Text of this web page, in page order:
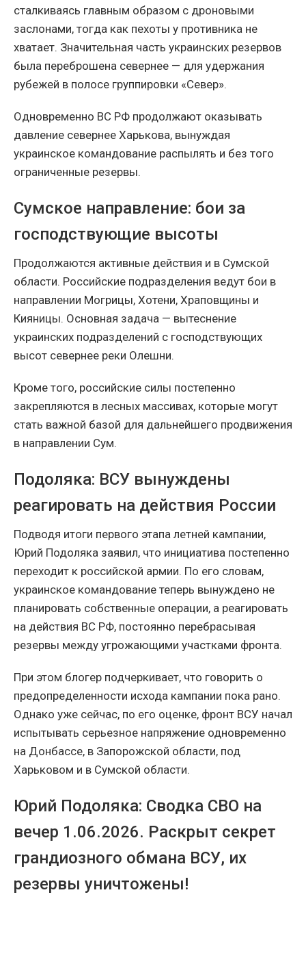
сталкиваясь главным образом с дроновыми
заслонами, тогда как пехоты у противника не
хватает. Значительная часть украинских резервов
была переброшена севернее — для удержания
рубежей в полосе группировки «Север».
Одновременно ВС РФ продолжают оказывать
давление севернее Харькова, вынуждая
украинское командование распылять и без того
ограниченные резервы.
Сумское направление: бои за
господствующие высоты
Продолжаются активные действия и в Сумской
области. Российские подразделения ведут бои в
направлении Могрицы, Хотени, Храповщины и
Кияницы. Основная задача — вытеснение
украинских подразделений с господствующих
высот севернее реки Олешни.
Кроме того, российские силы постепенно
закрепляются в лесных массивах, которые могут
стать важной базой для дальнейшего продвижения
в направлении Сум.
Подоляка: ВСУ вынуждены
реагировать на действия России
Подводя итоги первого этапа летней кампании,
Юрий Подоляка заявил, что инициатива постепенно
переходит к российской армии. По его словам,
украинское командование теперь вынуждено не
планировать собственные операции, а реагировать
на действия ВС РФ, постоянно перебрасывая
резервы между угрожающими участками фронта.
При этом блогер подчеркивает, что говорить о
предопределенности исхода кампании пока рано.
Однако уже сейчас, по его оценке, фронт ВСУ начал
испытывать серьезное напряжение одновременно
на Донбассе, в Запорожской области, под
Харьковом и в Сумской области.
Юрий Подоляка: Сводка СВО на
вечер 1.06.2026. Раскрыт секрет
грандиозного обмана ВСУ, их
резервы уничтожены!